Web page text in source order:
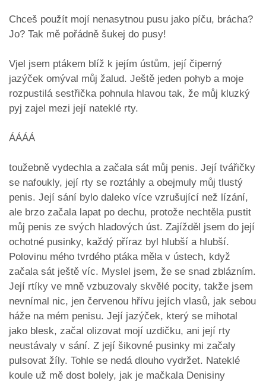
Chceš použít mojí nenasytnou pusu jako píču, brácha?
Jo? Tak mě pořádně šukej do pusy!
Vjel jsem ptákem blíž k jejím ústům, její čiperný
jazýček omýval můj žalud. Ještě jeden pohyb a moje
rozpustilá sestřička pohnula hlavou tak, že můj kluzký
pyj zajel mezi její nateklé rty.
ÁÁÁÁ
toužebně vydechla a začala sát můj penis. Její tvářičky
se nafoukly, její rty se roztáhly a obejmuly můj tlustý
penis. Její sání bylo daleko více vzrušující než lízání,
ale brzo začala lapat po dechu, protože nechtěla pustit
můj penis ze svých hladových úst. Zajížděl jsem do její
ochotné pusinky, každý příraz byl hlubší a hlubší.
Polovinu mého tvrdého ptáka měla v ústech, když
začala sát ještě víc. Myslel jsem, že se snad zblázním.
Její rtíky ve mně vzbuzovaly skvělé pocity, takže jsem
nevnímal nic, jen červenou hřívu jejích vlasů, jak sebou
háže na mém penisu. Její jazýček, který se mihotal
jako blesk, začal olizovat mojí uzdičku, ani její rty
neustávaly v sání. Z její šikovné pusinky mi začaly
pulsovat žíly. Tohle se nedá dlouho vydržet. Nateklé
koule už mě dost bolely, jak je mačkala Denisiny